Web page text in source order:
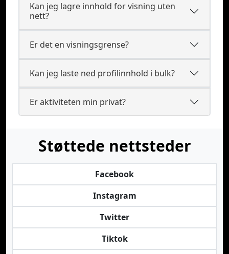
Kan jeg lagre innhold for visning uten
nett?
Er det en visningsgrense?
Kan jeg laste ned profilinnhold i bulk?
Er aktiviteten min privat?
Støttede nettsteder
Facebook
Instagram
Twitter
Tiktok